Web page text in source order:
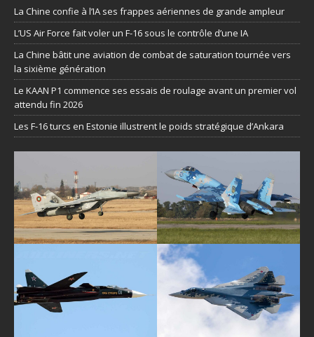
La Chine confie à l’IA ses frappes aériennes de grande ampleur
L’US Air Force fait voler un F-16 sous le contrôle d’une IA
La Chine bâtit une aviation de combat de saturation tournée vers
la sixième génération
Le KAAN P1 commence ses essais de roulage avant un premier vol
attendu fin 2026
Les F-16 turcs en Estonie illustrent le poids stratégique d’Ankara